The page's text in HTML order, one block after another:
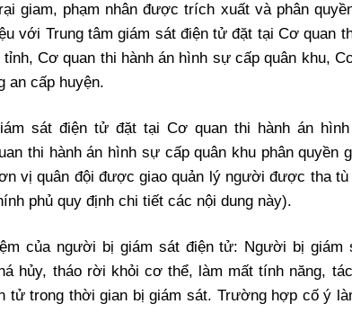
giam, phạm nhân được trích xuất và phân
với Trung tâm giám sát điện tử đặt tại Cơ quan
tỉnh, Cơ quan thi hành án hình sự cấp quân khu,
an cấp huyện.
sát điện tử đặt tại Cơ quan thi hành án
thi hành án hình sự cấp quân khu phân quyền
vị quân đội được giao quản lý người được tha
phủ quy định chi tiết các nội dung này).
của người bị giám sát điện tử: Người bị giám
hủy, tháo rời khỏi cơ thể, làm mất tính năng,
tử trong thời gian bị giám sát. Trường hợp cố ý